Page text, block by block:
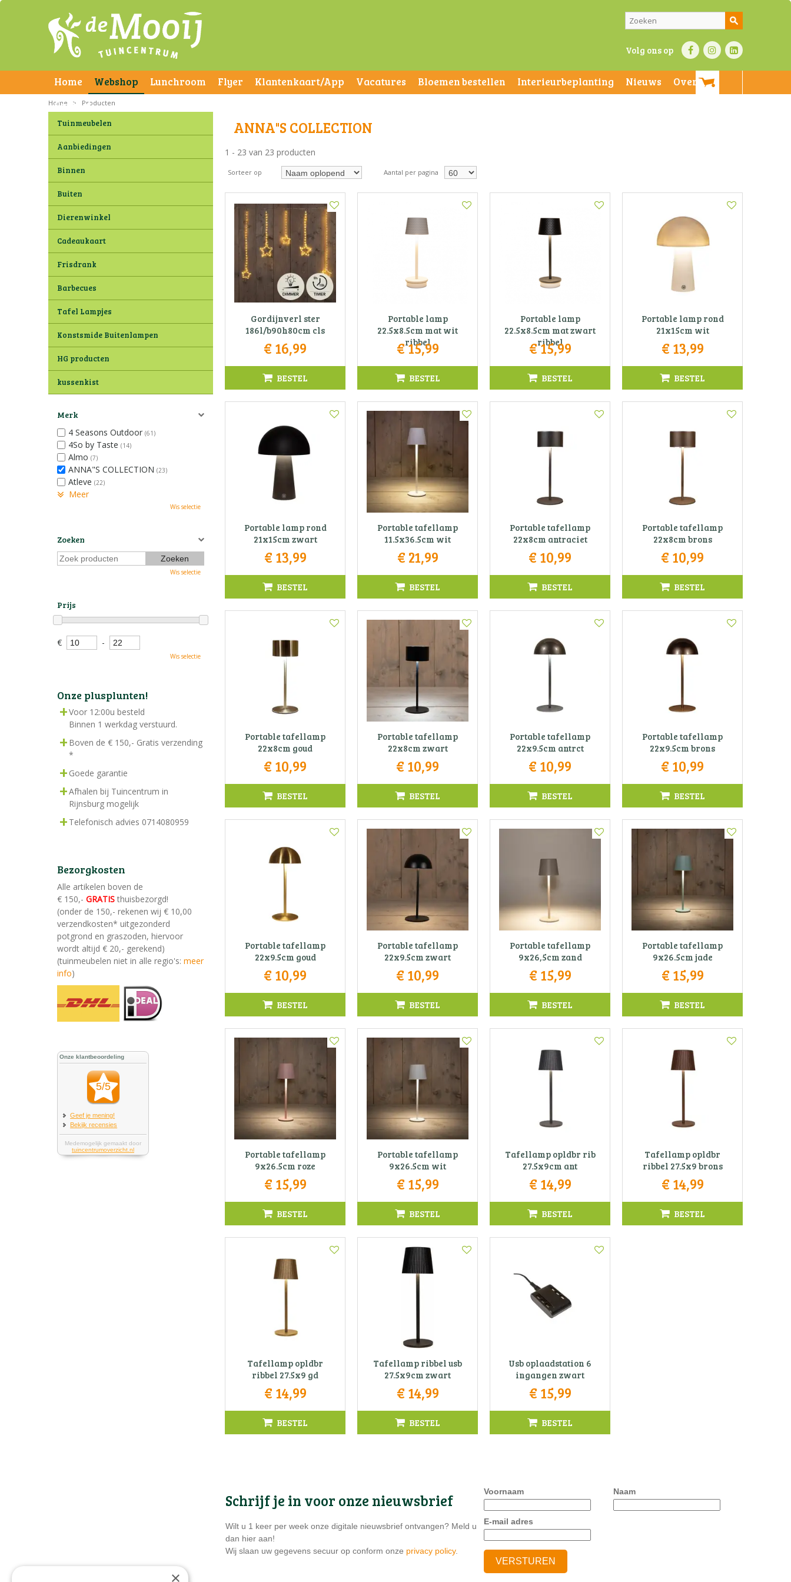
Volg ons op
Home Webshop Lunchroom Flyer Klantenkaart/App Vacatures Bloemen bestellen Interieurbeplanting Nieuws
Over ons
Contact
Home > Producten
ANNA"S COLLECTION
1 - 23 van 23 producten
Aantal per pagina
Sorteer op
Gordijnverl ster
186l/b90h80cm cls
€ 16,99
BESTEL
Portable lamp
22.5x8.5cm mat wit
ribbel
€15,99
BESTEL
Portable lamp
22.5x8.5cm mat zwart
ribbel
€15,99
BESTEL
Portable lamp rond
21x15cm wit
€ 13,99
BESTEL
Portable lamp rond
21x15cm zwart
€ 13,99
BESTEL
Portable tafellamp
11.5x36.5cm wit
€ 21,99
BESTEL
Portable tafellamp
22x8cm antraciet
€ 10,99
BESTEL
Portable tafellamp
22x8cm brons
€ 10,99
BESTEL
Portable tafellamp
22x8cm goud
€ 10,99
BESTEL
Portable tafellamp
22x8cm zwart
€ 10,99
BESTEL
Portable tafellamp
22x9.5cm antrct
€ 10,99
BESTEL
Portable tafellamp
22x9.5cm brons
€ 10,99
BESTEL
Portable tafellamp
22x9.5cm goud
€ 10,99
BESTEL
Portable tafellamp
22x9.5cm zwart
€ 10,99
BESTEL
Portable tafellamp
9x26,5cm zand
€ 15,99
BESTEL
Portable tafellamp
9x26.5cm jade
€ 15,99
BESTEL
Portable tafellamp
9x26.5cm roze
€ 15,99
BESTEL
Portable tafellamp
9x26.5cm wit
€ 15,99
BESTEL
Tafellamp opldbr rib
27.5x9cm ant
€ 14,99
BESTEL
Tafellamp opldbr
ribbel 27.5x9 brons
€ 14,99
BESTEL
Tafellamp opldbr
ribbel 27.5x9 gd
€ 14,99
BESTEL
Tafellamp ribbel usb
27.5x9cm zwart
€ 14,99
BESTEL
Usb oplaadstation 6
ingangen zwart
€ 15,99
BESTEL
Schrijf je in voor onze nieuwsbrief
Wilt u 1 keer per week onze digitale nieuwsbrief ontvangen? Meld u
dan hier aan!
Wij slaan uw gegevens secuur op conform onze privacy policy.
Voornaam Naam
E-mail adres
Tuinmeubelen
Aanbiedingen
Binnen
Buiten
Dierenwinkel
Cadeaukaart
Frisdrank
Barbecues
Tafel Lampjes
Konstsmide Buitenlampen
HG producten
kussenkist
Merk
4 Seasons Outdoor (61)
4So by Taste (14)
Almo (7)
ANNA"S COLLECTION (23)
Atleve (22)
Meer
Wis selectie
Zoeken
Wis selectie
Prijs
€ -
Wis selectie
Onze plusplunten!
Voor 12:00u besteld
Binnen 1 werkdag verstuurd.
Boven de € 150,- Gratis verzending
*
Goede garantie
Afhalen bij Tuincentrum in
Rijnsburg mogelijk
Telefonisch advies 0714080959
Bezorgkosten
Alle artikelen boven de
€ 150,- GRATIS thuisbezorgd!
(onder de 150,- rekenen wij € 10,00
verzendkosten* uitgezonderd
potgrond en graszoden, hiervoor
wordt altijd € 20,- gerekend)
(tuinmeubelen niet in alle regio's: meer
info)
×